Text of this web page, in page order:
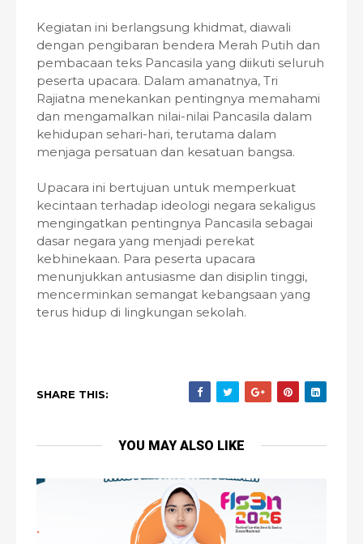
Kegiatan ini berlangsung khidmat, diawali
dengan pengibaran bendera Merah Putih dan
pembacaan teks Pancasila yang diikuti seluruh
peserta upacara. Dalam amanatnya, Tri
Rajiatna menekankan pentingnya memahami
dan mengamalkan nilai-nilai Pancasila dalam
kehidupan sehari-hari, terutama dalam
menjaga persatuan dan kesatuan bangsa.
Upacara ini bertujuan untuk memperkuat
kecintaan terhadap ideologi negara sekaligus
mengingatkan pentingnya Pancasila sebagai
dasar negara yang menjadi perekat
kebhinekaan. Para peserta upacara
menunjukkan antusiasme dan disiplin tinggi,
mencerminkan semangat kebangsaan yang
terus hidup di lingkungan sekolah.
SHARE THIS:
YOU MAY ALSO LIKE